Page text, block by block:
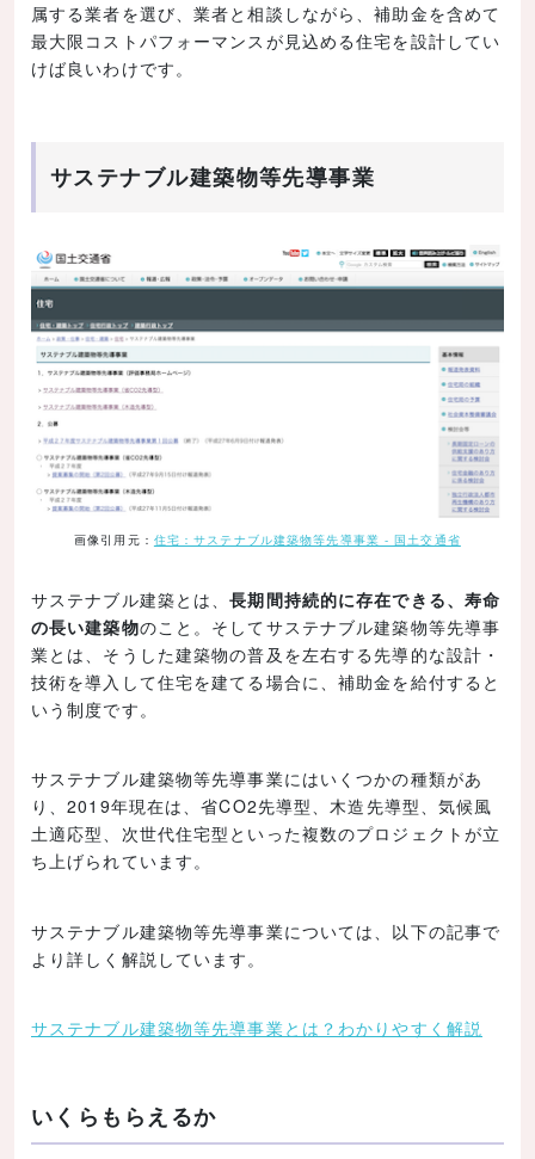
属する業者を選び、業者と相談しながら、補助金を含めて
最大限コストパフォーマンスが見込める住宅を設計してい
けば良いわけです。
サステナブル建築物等先導事業
画像引用元： 住宅：サステナブル建築物等先導事業 - 国土交通省
サステナブル建築とは、長期間持続的に存在できる、寿命
の長い建築物のこと。そしてサステナブル建築物等先導事
業とは、そうした建築物の普及を左右する先導的な設計・
技術を導入して住宅を建てる場合に、補助金を給付すると
いう制度です。
サステナブル建築物等先導事業にはいくつかの種類があ
り、2019年現在は、省CO2先導型、木造先導型、気候風
土適応型、次世代住宅型といった複数のプロジェクトが立
ち上げられています。
サステナブル建築物等先導事業については、以下の記事で
より詳しく解説しています。
サステナブル建築物等先導事業とは？わかりやすく解説
いくらもらえるか